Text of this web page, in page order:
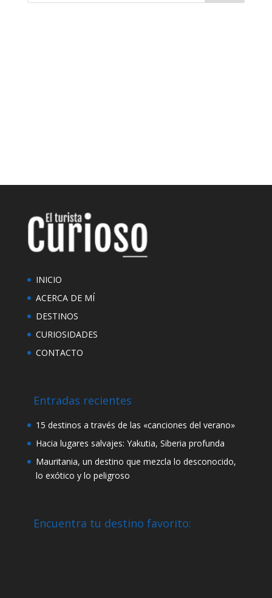
INICIO
ACERCA DE MÍ
DESTINOS
CURIOSIDADES
CONTACTO
Entradas recientes
15 destinos a través de las «canciones del verano»
Hacia lugares salvajes: Yakutia, Siberia profunda
Mauritania, un destino que mezcla lo desconocido,
lo exótico y lo peligroso
Encuentra tu destino favorito: